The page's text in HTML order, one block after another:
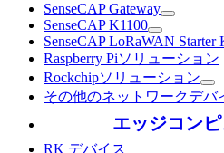
SenseCAP Gateway
SenseCAP K1100
SenseCAP LoRaWAN Starter
Raspberry Piソリューション
Rockchipソリューション
その他のネットワークデバ
エッジコン
RK デバイス